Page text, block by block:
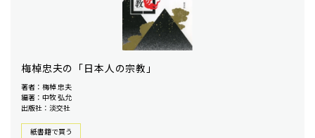
梅棹忠夫の「日本人の宗教」
著者：梅棹 忠夫
編著：中牧 弘允
出版社：淡交社
紙書籍で買う